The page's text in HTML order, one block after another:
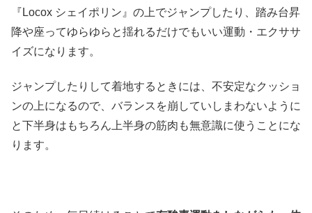
『Locox シェイポリン』の上でジャンプしたり、踏み台昇
降や座ってゆらゆらと揺れるだけでもいい運動・エクササ
イズになります。
ジャンプしたりして着地するときには、不安定なクッショ
ンの上になるので、バランスを崩していしまわないように
と下半身はもちろん上半身の筋肉も無意識に使うことにな
ります。